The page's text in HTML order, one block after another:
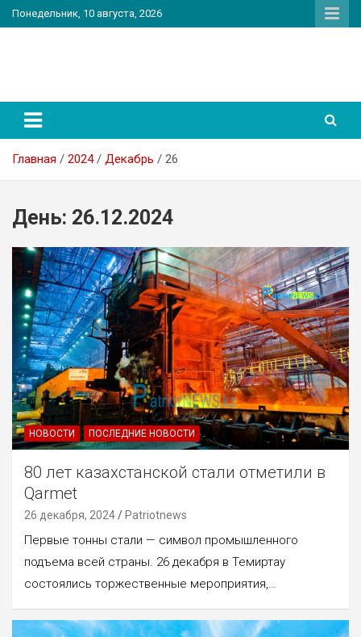
Перейти
к
Понедельник, 10 августа, 2026
Главная 2024 Декабрь 26
День: 26.12.2024
НОВОСТИ ПОСЛЕДНИЕ НОВОСТИ
80 лет казахстанской стали отметили в
Qarmet
26 декабря, 2024 Patriotnews
Первые тонны стали — символ промышленного
подъема всей страны. 26 декабря в Темиртау
состоялись торжественные мероприятия,…